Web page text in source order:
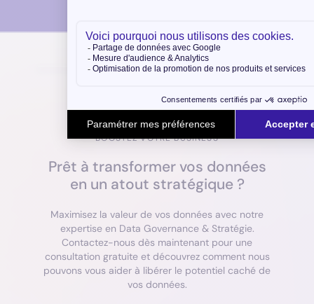
BOOSTEZ VOTRE BUSINESS
Prêt à transformer vos données
en un atout stratégique ?
Maximisez la valeur de vos données avec notre
expertise en Data Governance & Stratégie.
Contactez-nous dès maintenant pour une
consultation gratuite et découvrez comment nous
pouvons vous aider à libérer le potentiel caché de
vos données.